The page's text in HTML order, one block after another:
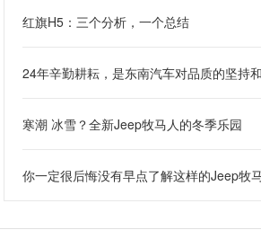
红旗H5：三个分析，一个总结
24年辛勤耕耘，是东南汽车对品质的坚持
寒潮 冰雪？全新Jeep牧马人的冬季乐园
你一定很后悔没有早点了解这样的Jeep牧